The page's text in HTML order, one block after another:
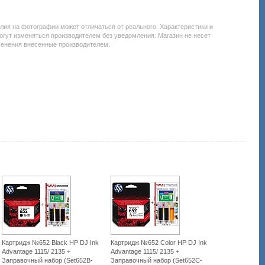
5258-
на фотографии может отличаться от реального. Характеристики и
изменяться производителем без уведомления. Магазин не несет
внесенные производителем.
Картридж №652 Black HP DJ Ink
Advantage 1115/ 2135 +
Заправочный набор (Set652B-
Картридж №652 Color HP DJ Ink
Advantage 1115/ 2135 +
Заправочный набор (Set652C-